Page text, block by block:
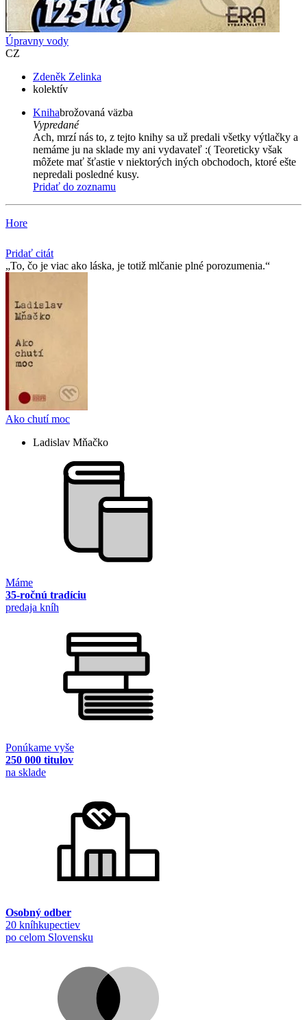
Úpravny vody
CZ
Zdeněk Zelinka
kolektív
Knihabrožovaná väzba
Vypredané
Ach, mrzí nás to, z tejto knihy sa už predali všetky výtlačky a
nemáme ju na sklade my ani vydavateľ :( Teoreticky však
môžete mať šťastie v niektorých iných obchodoch, ktoré ešte
nepredali posledné kusy.
Pridať do zoznamu
Hore
Pridať citát
To, čo je viac ako láska, je totiž mlčanie plné porozumenia.
Ako chutí moc
Ladislav Mňačko
Máme
35-ročnú tradíciu
predaja kníh
Ponúkame vyše
250 000 titulov
na sklade
Osobný odber
20 kníhkupectiev
po celom Slovensku